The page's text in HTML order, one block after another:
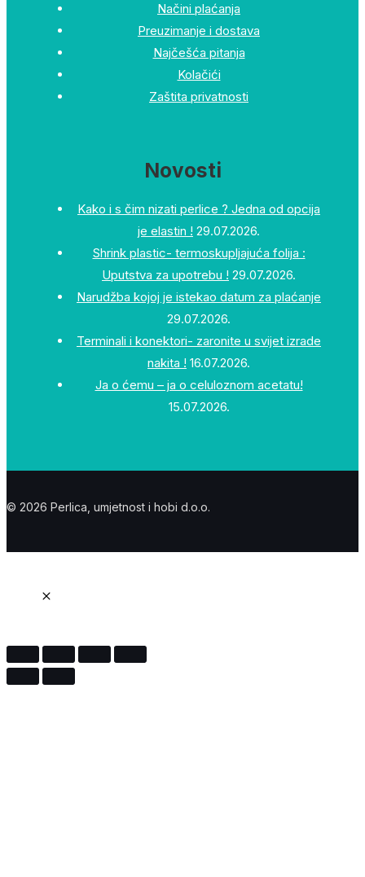
Načini plaćanja
Preuzimanje i dostava
Najčešća pitanja
Kolačići
Zaštita privatnosti
Novosti
Kako i s čim nizati perlice ? Jedna od opcija
je elastin ! 29.07.2026.
Shrink plastic- termoskupljajuća folija :
Uputstva za upotrebu ! 29.07.2026.
Narudžba kojoj je istekao datum za plaćanje
29.07.2026.
Terminali i konektori- zaronite u svijet izrade
nakita ! 16.07.2026.
Ja o ćemu – ja o celuloznom acetatu!
15.07.2026.
© 2026 Perlica, umjetnost i hobi d.o.o.